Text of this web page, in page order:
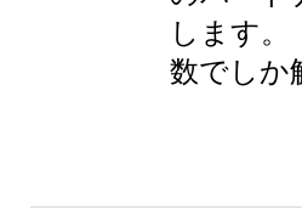
します。
数でしか